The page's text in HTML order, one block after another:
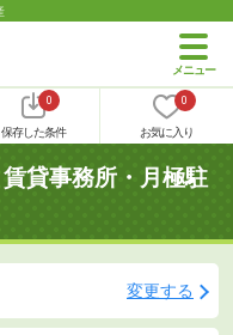
0
保存した条件
0
お気に入り
貸事務所・月極駐
変更する